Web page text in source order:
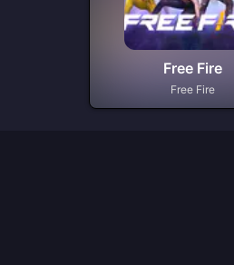
Free Fire
Free Fire